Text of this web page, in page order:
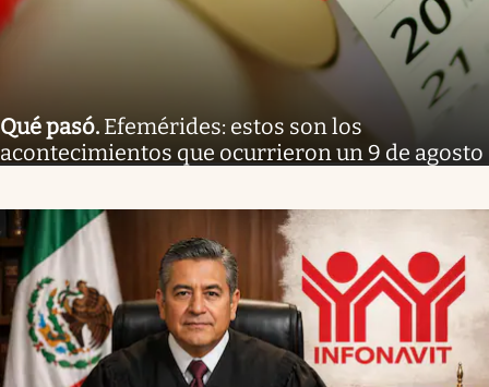
Qué pasó. Efemérides: estos son los
acontecimientos que ocurrieron un 9 de agosto